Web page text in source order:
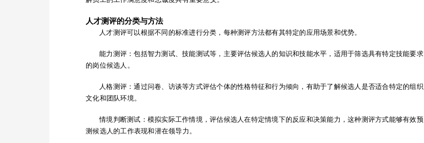
人才测评的分类与方法
人才测评可以根据不同的标准进行分类，每种测评方法都有其特定的应用场景和优势。
能力测评：包括智力测试、技能测试等，主要评估候选人的知识和技能水平，适用于筛选具有特定技能要求
的岗位候选人。
人格测评：通过问卷、访谈等方式评估个体的性格特征和行为倾向，有助于了解候选人是否适合特定的组织
文化和团队环境。
情境判断测试：模拟实际工作情境，评估候选人在特定情境下的反应和决策能力，这种测评方式能够有效预
测候选人的工作表现和潜在领导力。